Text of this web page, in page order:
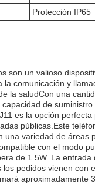
Protección IP65
son un valioso
la comunicación y
la saludCon una
de
es la opción perfecta
públicas.Este
una variedad de áreas
con el modo
de 1.5W. La entrada
los pedidos vienen con
aproximadamente